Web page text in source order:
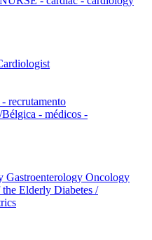
recrutamento
- médicos -
Gastroenterology Oncology
Elderly Diabetes /